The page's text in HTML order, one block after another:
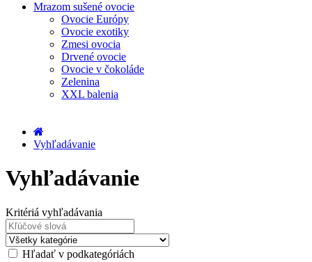
Mrazom sušené ovocie
Ovocie Európy
Ovocie exotiky
Zmesi ovocia
Drvené ovocie
Ovocie v čokoláde
Zelenina
XXL balenia
Vyhľadávanie
Vyhľadávanie
Kritériá vyhľadávania
Hľadať v podkategóriách